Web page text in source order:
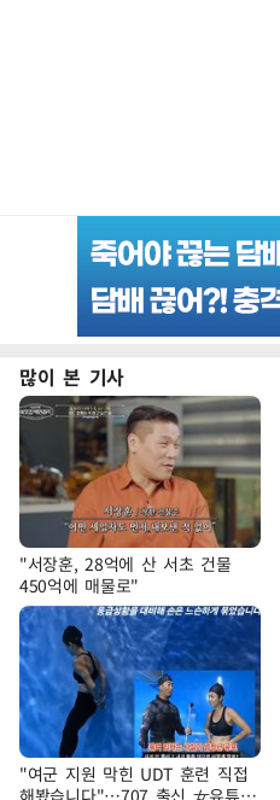
많이 본 기사
"서장훈, 28억에 산 서초 건물
450억에 매물로"
"여군 지원 막힌 UDT 훈련 직접